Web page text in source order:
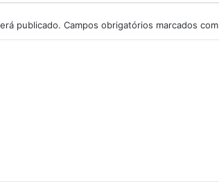
publicado. Campos obrigatórios marcados com